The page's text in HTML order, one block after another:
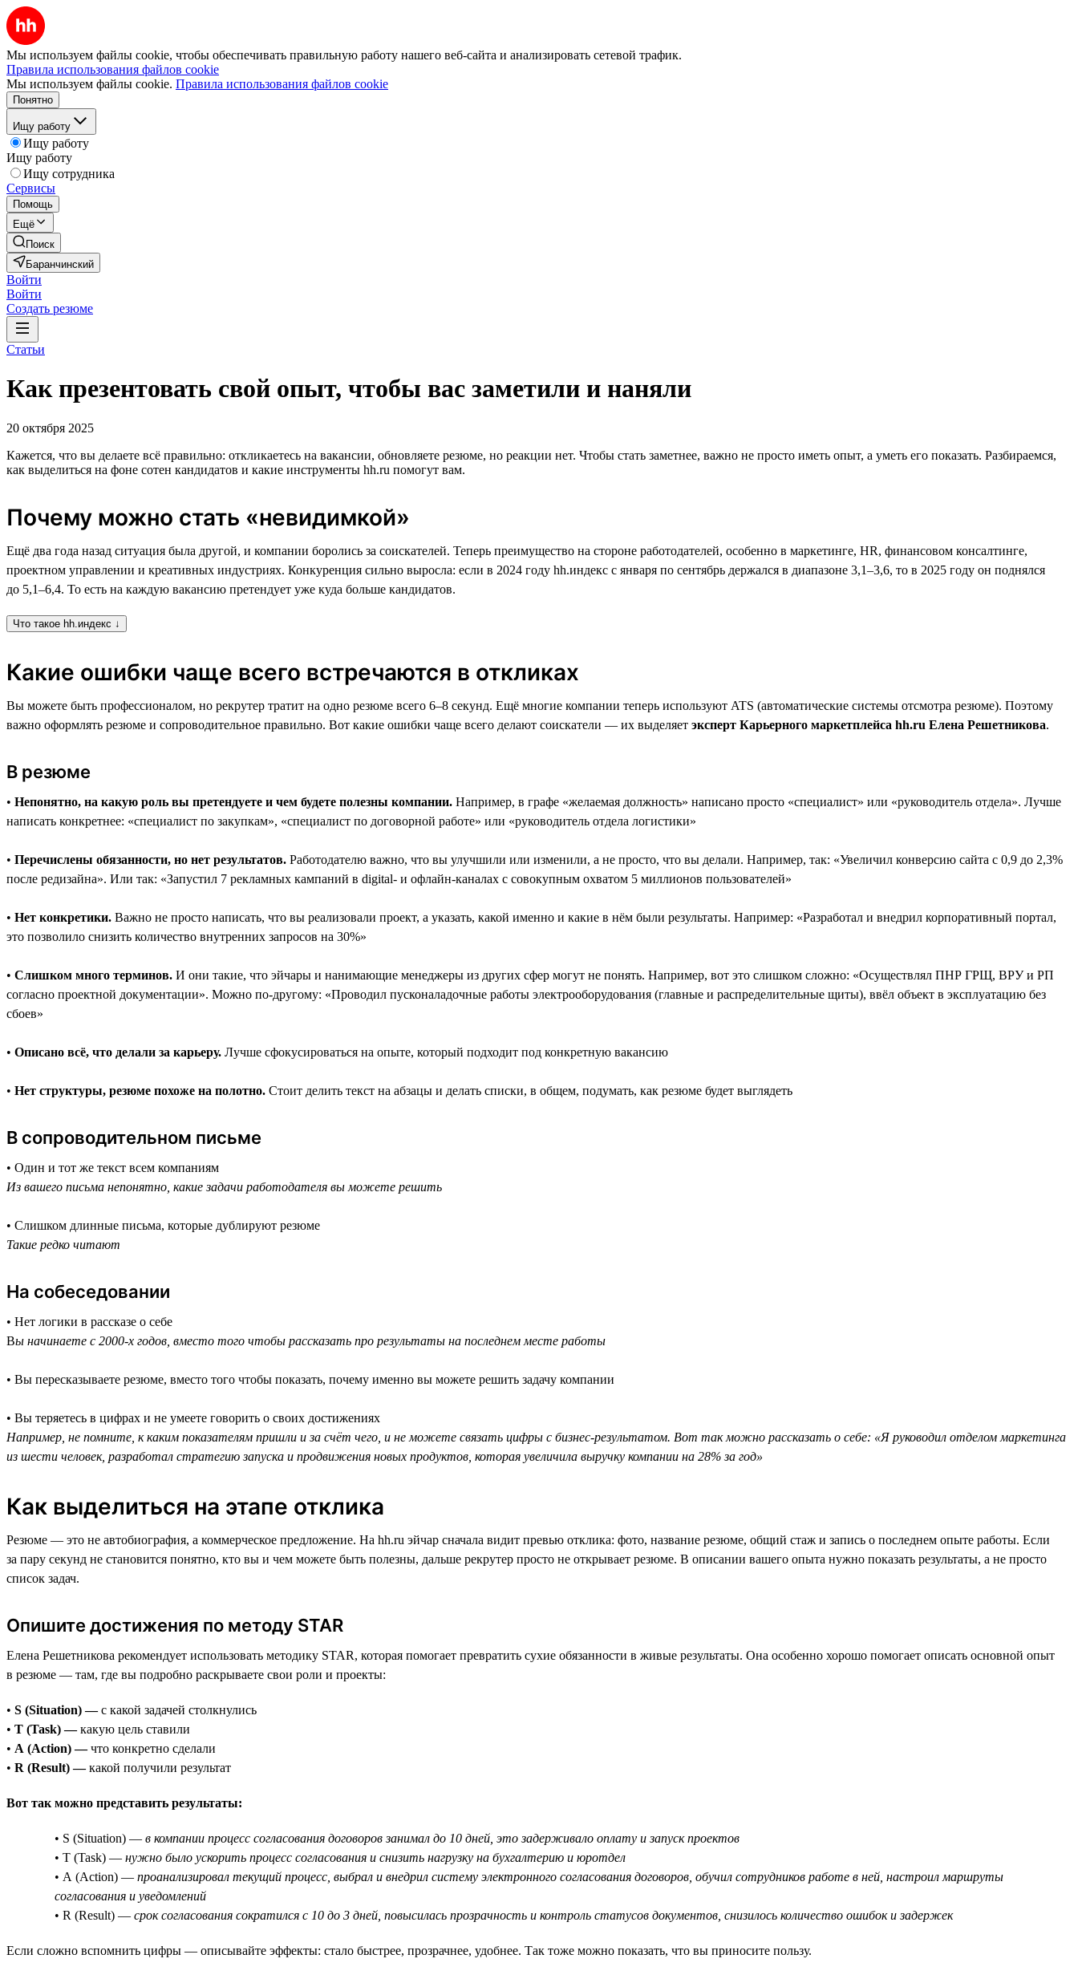
Мы используем файлы cookie, чтобы обеспечивать правильную работу нашего веб-сайта и анализировать сетевой трафик.
Правила использования файлов cookie
Мы используем файлы cookie. Правила использования файлов cookie
Понятно
Ищу работу
Ищу работу
Ищу работу
Ищу сотрудника
Сервисы
Помощь
Ещё
Поиск
Баранчинский
Войти
Войти
Создать резюме
Статьи
Как презентовать свой опыт, чтобы вас заметили и наняли
20 октября 2025
Кажется, что вы делаете всё правильно: откликаетесь на вакансии, обновляете резюме, но реакции нет. Чтобы стать заметнее, важно не просто иметь опыт, а уметь его показать. Разбираемся,
как выделиться на фоне сотен кандидатов и какие инструменты hh.ru помогут вам.
Почему можно стать «невидимкой»
Ещё два года назад ситуация была другой, и компании боролись за соискателей. Теперь преимущество на стороне работодателей, особенно в маркетинге, HR, финансовом консалтинге,
проектном управлении и креативных индустриях. Конкуренция сильно выросла: если в 2024 году hh.индекс с января по сентябрь держался в диапазоне 3,1–3,6, то в 2025 году он поднялся
до 5,1–6,4. То есть на каждую вакансию претендует уже куда больше кандидатов.
Что такое hh.индекс ↓
Какие ошибки чаще всего встречаются в откликах
Вы можете быть профессионалом, но рекрутер тратит на одно резюме всего 6–8 секунд. Ещё многие компании теперь используют ATS (автоматические системы отсмотра резюме). Поэтому
важно оформлять резюме и сопроводительное правильно. Вот какие ошибки чаще всего делают соискатели — их выделяет эксперт Карьерного маркетплейса hh.ru Елена Решетникова.
В резюме
• Непонятно, на какую роль вы претендуете и чем будете полезны компании. Например, в графе «желаемая должность» написано просто «специалист» или «руководитель отдела». Лучше
написать конкретнее: «специалист по закупкам», «специалист по договорной работе» или «руководитель отдела логистики»
• Перечислены обязанности, но нет результатов. Работодателю важно, что вы улучшили или изменили, а не просто, что вы делали. Например, так: «Увеличил конверсию сайта с 0,9 до 2,3%
после редизайна». Или так: «Запустил 7 рекламных кампаний в digital- и офлайн-каналах с совокупным охватом 5 миллионов пользователей»
• Нет конкретики. Важно не просто написать, что вы реализовали проект, а указать, какой именно и какие в нём были результаты. Например: «Разработал и внедрил корпоративный портал,
это позволило снизить количество внутренних запросов на 30%»
• Слишком много терминов. И они такие, что эйчары и нанимающие менеджеры из других сфер могут не понять. Например, вот это слишком сложно: «Осуществлял ПНР ГРЩ, ВРУ и РП
согласно проектной документации». Можно по-другому: «Проводил пусконаладочные работы электрооборудования (главные и распределительные щиты), ввёл объект в эксплуатацию без
сбоев»
• Описано всё, что делали за карьеру. Лучше сфокусироваться на опыте, который подходит под конкретную вакансию
• Нет структуры, резюме похоже на полотно. Стоит делить текст на абзацы и делать списки, в общем, подумать, как резюме будет выглядеть
В сопроводительном письме
• Один и тот же текст всем компаниям
Из вашего письма непонятно, какие задачи работодателя вы можете решить
• Слишком длинные письма, которые дублируют резюме
Такие редко читают
На собеседовании
• Нет логики в рассказе о себе
Вы начинаете с 2000-х годов, вместо того чтобы рассказать про результаты на последнем месте работы
• Вы пересказываете резюме, вместо того чтобы показать, почему именно вы можете решить задачу компании
• Вы теряетесь в цифрах и не умеете говорить о своих достижениях
Например, не помните, к каким показателям пришли и за счёт чего, и не можете связать цифры с бизнес-результатом. Вот так можно рассказать о себе: «Я руководил отделом маркетинга
из шести человек, разработал стратегию запуска и продвижения новых продуктов, которая увеличила выручку компании на 28% за год»
Как выделиться на этапе отклика
Резюме — это не автобиография, а коммерческое предложение. На hh.ru эйчар сначала видит превью отклика: фото, название резюме, общий стаж и запись о последнем опыте работы. Если
за пару секунд не становится понятно, кто вы и чем можете быть полезны, дальше рекрутер просто не открывает резюме. В описании вашего опыта нужно показать результаты, а не просто
список задач.
Опишите достижения по методу STAR
Елена Решетникова рекомендует использовать методику STAR, которая помогает превратить сухие обязанности в живые результаты. Она особенно хорошо помогает описать основной опыт
в резюме — там, где вы подробно раскрываете свои роли и проекты:
• S (Situation) —с какой задачей столкнулись
• T (Task) —какую цель ставили
• A (Action) —что конкретно сделали
• R (Result) —какой получили результат
Вот так можно представить результаты:
• S (Situation) — в компании процесс согласования договоров занимал до 10 дней, это задерживало оплату и запуск проектов
• T (Task) — нужно было ускорить процесс согласования и снизить нагрузку на бухгалтерию и юротдел
• A (Action) — проанализировал текущий процесс, выбрал и внедрил систему электронного согласования договоров, обучил сотрудников работе в ней, настроил маршруты
согласования и уведомлений
• R (Result) — срок согласования сократился с 10 до 3 дней, повысилась прозрачность и контроль статусов документов, снизилось количество ошибок и задержек
Если сложно вспомнить цифры — описывайте эффекты: стало быстрее, прозрачнее, удобнее. Так тоже можно показать, что вы приносите пользу.